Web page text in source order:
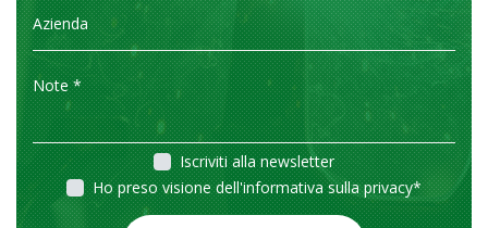
Iscriviti alla newsletter
Ho preso visione dell'informativa sulla privacy*